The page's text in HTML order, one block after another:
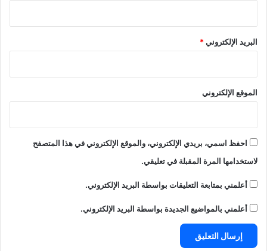
البريد الإلكتروني*
الموقع الإلكتروني
احفظ اسمي، بريدي الإلكتروني، والموقع الإلكتروني في هذا المتصفح
لاستخدامها المرة المقبلة في تعليقي.
أعلمني بمتابعة التعليقات بواسطة البريد الإلكتروني.
أعلمني بالمواضيع الجديدة بواسطة البريد الإلكتروني.